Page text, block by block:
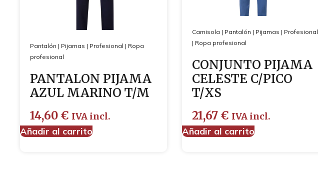
Pantalón | Pijamas | Profesional | Ropa
profesional
PANTALON PIJAMA
AZUL MARINO T/M
14,60 € IVA incl.
Añadir al carrito
Camisola | Pantalón | Pijamas | Profesional
| Ropa profesional
CONJUNTO PIJAMA
CELESTE C/PICO
T/XS
21,67 € IVA incl.
Añadir al carrito